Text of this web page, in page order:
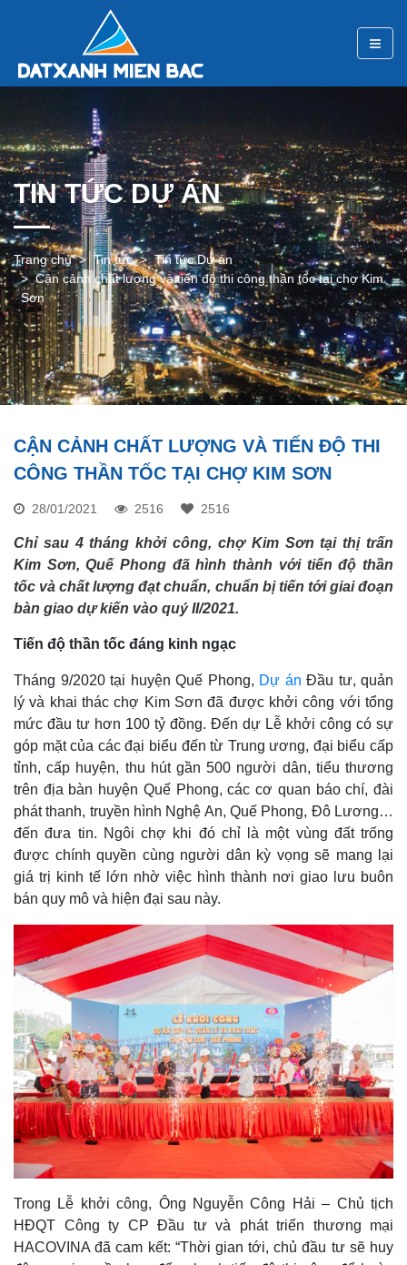
TIN TỨC DỰ ÁN
Trang chủ Tin tức
Tin tức Dự án
Cận cảnh chất lượng và tiến độ thi công thần tốc tại chợ Kim
Sơn
CẬN CẢNH CHẤT LƯỢNG VÀ TIẾN ĐỘ THI
CÔNG THẦN TỐC TẠI CHỢ KIM SƠN
28/01/2021 2516 2516
Chỉ sau 4 tháng khởi công, chợ Kim Sơn tại thị trấn
Kim Sơn, Quế Phong đã hình thành với tiến độ thần
tốc và chất lượng đạt chuẩn, chuẩn bị tiến tới giai đoạn
bàn giao dự kiến vào quý II/2021.
Tiến độ thần tốc đáng kinh ngạc
Tháng 9/2020 tại huyện Quế Phong, Dự án Đầu tư, quản
lý và khai thác chợ Kim Sơn đã được khởi công với tổng
mức đầu tư hơn 100 tỷ đồng. Đến dự Lễ khởi công có sự
góp mặt của các đại biểu đến từ Trung ương, đại biểu cấp
tỉnh, cấp huyện, thu hút gần 500 người dân, tiểu thương
trên địa bàn huyện Quế Phong, các cơ quan báo chí, đài
phát thanh, truyền hình Nghệ An, Quế Phong, Đô Lương…
đến đưa tin. Ngôi chợ khi đó chỉ là một vùng đất trống
được chính quyền cùng người dân kỳ vọng sẽ mang lại
giá trị kinh tế lớn nhờ việc hình thành nơi giao lưu buôn
bán quy mô và hiện đại sau này.
Trong Lễ khởi công, Ông Nguyễn Công Hải – Chủ tịch
HĐQT Công ty CP Đầu tư và phát triển thương mại
HACOVINA đã cam kết: “Thời gian tới, chủ đầu tư sẽ huy